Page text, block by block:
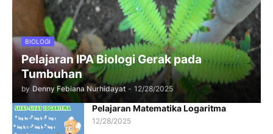
BIOLOGI
Pelajaran IPA Biologi Gerak pada
Tumbuhan
by Denny Febiana Nurhidayat - 12/28/2025
Pelajaran Matematika Logaritma
12/28/2025